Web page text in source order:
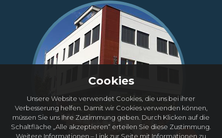
Cookies
Unsere Website verwendet Cookies, die uns bei ihrer
Verbesserung helfen. Damit wir Cookies verwenden können,
müssen Sie uns Ihre Zustimmung geben. Durch Klicken auf die
Schaltfläche „Alle akzeptieren“ erteilen Sie diese Zustimmung.
Weitere Informationen – Link zur Seite mit Informationen zu